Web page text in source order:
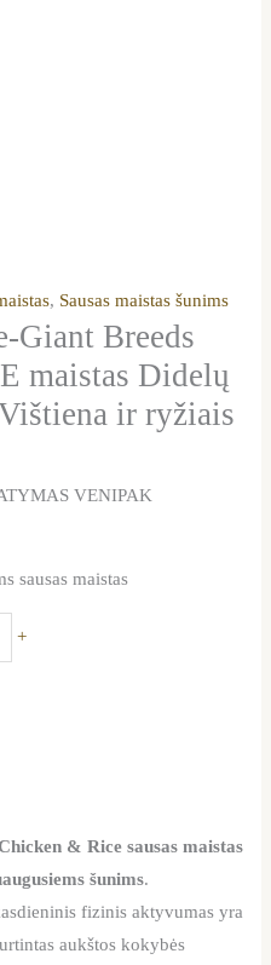
, Sausas maistas šunims
Giant Breeds
maistas Didelų
ir ryžiais
VENIPAK
sausas maistas
+
& Rice sausas maistas
šunims.
fizinis aktyvumas yra
aukštos kokybės